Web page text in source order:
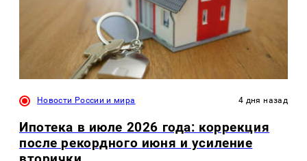
Новости России и мира 4 дня назад
Ипотека в июле 2026 года: коррекция
после рекордного июня и усиление